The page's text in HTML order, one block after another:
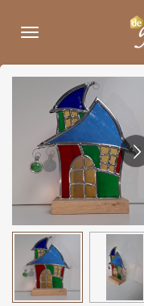
direct
de
hoofdinhoud